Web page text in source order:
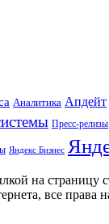
Аналитика Апдейт
Пресс-релизы
Яндекс Бизнес
на страницу
все права